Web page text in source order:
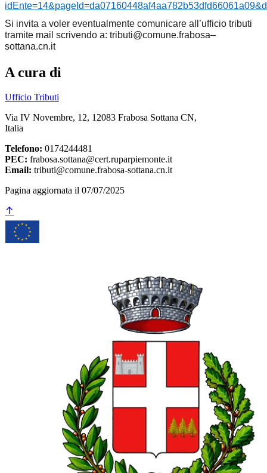
Si invita a voler eventualmente comunicare all’ufficio tributi
tramite mail scrivendo a: tributi@comune.frabosa–
sottana.cn.it
A cura di
Ufficio Tributi
Via IV Novembre, 12, 12083 Frabosa Sottana CN,
Italia
Telefono: 0174244481
PEC: frabosa.sottana@cert.ruparpiemonte.it
Email: tributi@comune.frabosa-sottana.cn.it
Pagina aggiornata il 07/07/2025